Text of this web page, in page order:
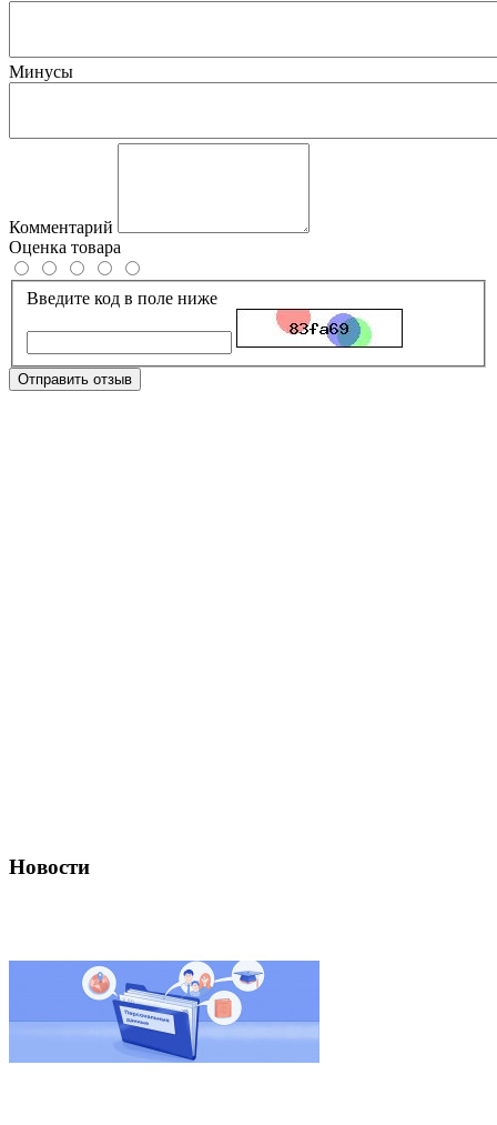
Минусы
Комментарий
Оценка товара
Введите код в поле ниже
Отправить отзыв
Новости